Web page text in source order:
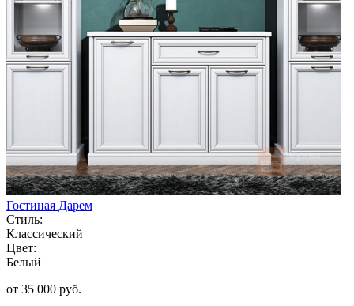
Гостиная Дарем
Стиль:
Классический
Цвет:
Белый
от 35 000 руб.